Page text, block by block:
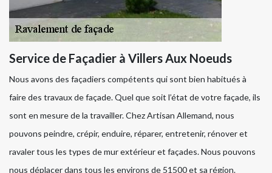
Service de Façadier à Villers Aux Noeuds
Nous avons des façadiers compétents qui sont bien habitués à
faire des travaux de façade. Quel que soit l’état de votre façade, ils
sont en mesure de la travailler. Chez Artisan Allemand, nous
pouvons peindre, crépir, enduire, réparer, entretenir, rénover et
ravaler tous les types de mur extérieur et façades. Nous pouvons
nous déplacer dans tous les environs de 51500 et sa région.